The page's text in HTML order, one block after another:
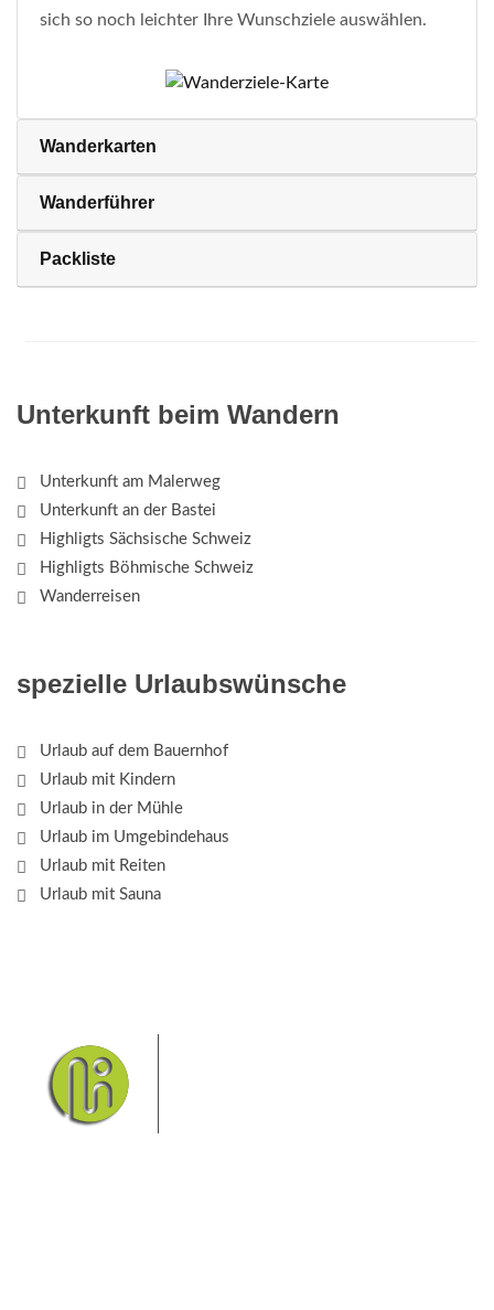
sich so noch leichter Ihre Wunschziele auswählen.
Wanderkarten
Wanderführer
Packliste
Unterkunft beim Wandern
Unterkunft am Malerweg
Unterkunft an der Bastei
Highligts Sächsische Schweiz
Highligts Böhmische Schweiz
Wanderreisen
spezielle Urlaubswünsche
Urlaub auf dem Bauernhof
Urlaub mit Kindern
Urlaub in der Mühle
Urlaub im Umgebindehaus
Urlaub mit Reiten
Urlaub mit Sauna